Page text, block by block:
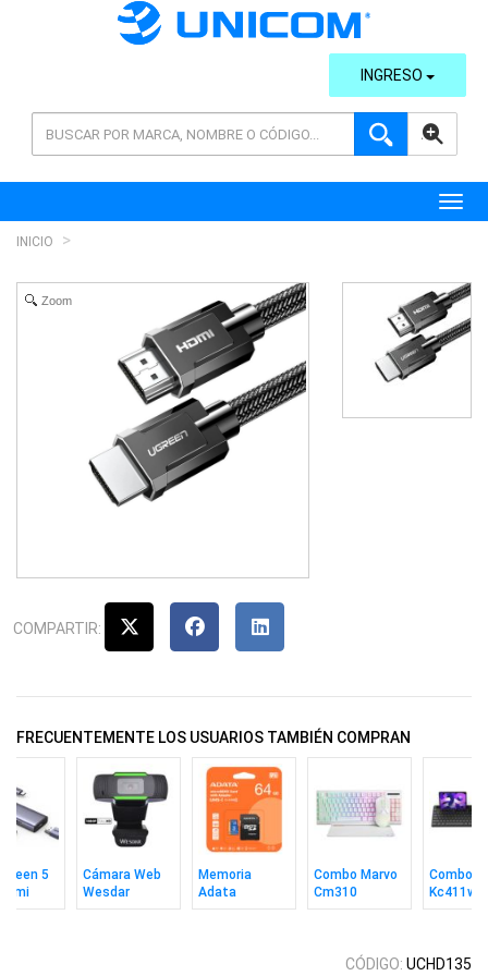
AVANZADA
INGRESO
INICIO
Zoom
COMPARTIR:
FRECUENTEMENTE LOS USUARIOS TAMBIÉN COMPRAN
5
Cámara Web
Wesdar
W1080
Memoria
Adata
MicroSD 64GB
Combo Marvo
Cm310
Teclado In +
Combo
Kc411w
Teclado
CÓDIGO: UCHD135